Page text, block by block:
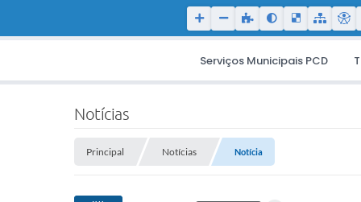
Serviços Municipais PCD
Notícias
Principal Notícias Notícia